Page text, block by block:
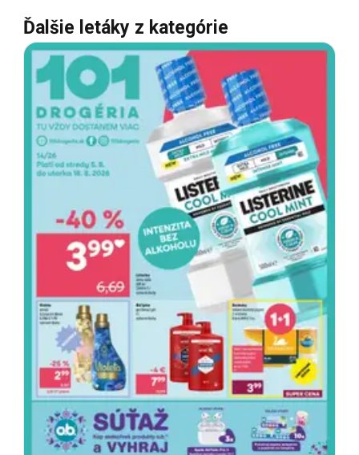
Ďalšie letáky z kategórie